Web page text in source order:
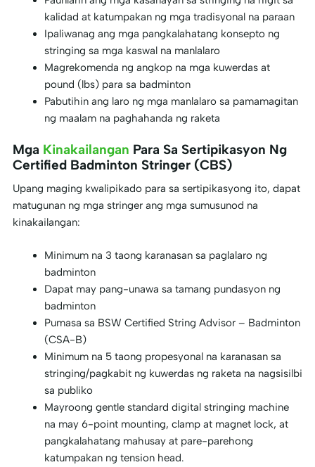
kalidad at katumpakan ng mga tradisyonal na paraan
Ipaliwanag ang mga pangkalahatang konsepto ng
stringing sa mga kaswal na manlalaro
Magrekomenda ng angkop na mga kuwerdas at
pound (lbs) para sa badminton
Pabutihin ang laro ng mga manlalaro sa pamamagitan
ng maalam na paghahanda ng raketa
Mga Kinakailangan Para Sa Sertipikasyon Ng
Certified Badminton Stringer (CBS)
Upang maging kwalipikado para sa sertipikasyong ito, dapat
matugunan ng mga stringer ang mga sumusunod na
kinakailangan:
Minimum na 3 taong karanasan sa paglalaro ng
badminton
Dapat may pang-unawa sa tamang pundasyon ng
badminton
Pumasa sa BSW Certified String Advisor – Badminton
(CSA-B)
Minimum na 5 taong propesyonal na karanasan sa
stringing/pagkabit ng kuwerdas ng raketa na nagsisilbi
sa publiko
Mayroong gentle standard digital stringing machine
na may 6-point mounting, clamp at magnet lock, at
pangkalahatang mahusay at pare-parehong
katumpakan ng tension head.